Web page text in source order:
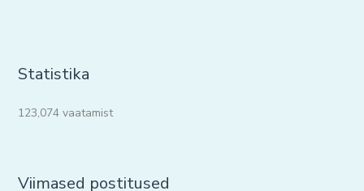
Statistika
123,074 vaatamist
Viimased postitused